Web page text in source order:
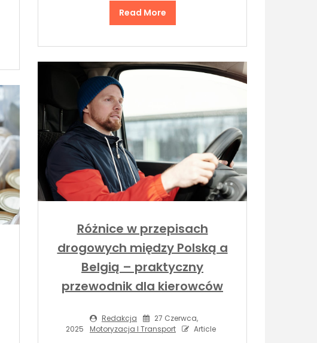
Read More
Różnice w przepisach
drogowych między Polską a
Belgią – praktyczny
przewodnik dla kierowców
Redakcja
27 Czerwca,
2025
Motoryzacja I Transport Article